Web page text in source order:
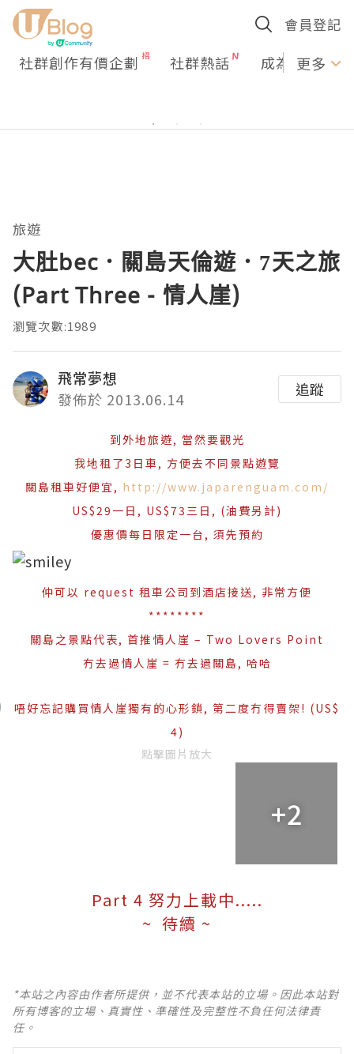
會員登記
社群創作有價企劃 社群熱話 成為U更多
旅遊
大肚bec．關島天倫遊．7天之旅
(Part Three - 情人崖)
瀏覽次數:1989
飛常夢想
發佈於 2013.06.14
追蹤
到外地旅遊, 當然要觀光
我地租了3日車, 方便去不同景點遊覽
關島租車好便宜, http://www.japarenguam.com/
US$29一日, US$73三日, (油費另計)
優惠價每日限定一台, 須先預約
仲可以 request 租車公司到酒店接送, 非常方便
********
關島之景點代表, 首推情人崖 – Two Lovers Point
冇去過情人崖 = 冇去過關島, 哈哈
唔好忘記購買情人崖獨有的心形鎖, 第二度冇得賣架! (US$
4)
點擊圖片放大
+2
Part 4 努力上載中.....
~ 待續 ~
*本站之內容由作者所提供，並不代表本站的立場。因此本站對
所有博客的立場、真實性、準確性及完整性不負任何法律責
任。